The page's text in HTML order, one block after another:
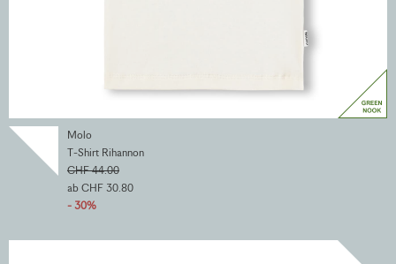
Molo
T-Shirt Rihannon
CHF 44.00
ab CHF 30.80
- 30%